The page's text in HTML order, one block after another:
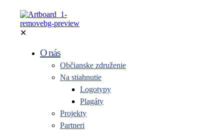
✕
O nás
Občianske združenie
Na stiahnutie
Logotypy
Plagáty
Projekty
Partneri